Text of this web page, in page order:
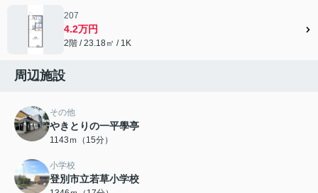
207
4.2万円
2階 / 23.18㎡ / 1K
周辺施設
その他
やきとりの一平學亭
1143ｍ（15分）
小学校
登別市立若草小学校